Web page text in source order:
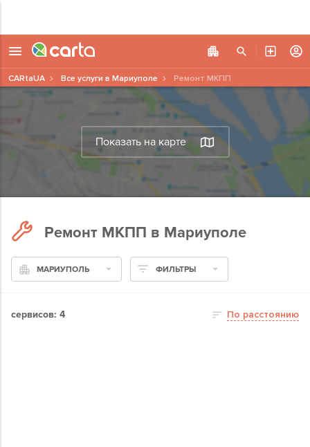
Показать на карте
CARtaUA Все услуги в Мариуполе Ремонт МКПП
Ремонт МКПП в Мариуполе
МАРИУПОЛЬ ФИЛЬТРЫ
сервисов: 4 По расстоянию